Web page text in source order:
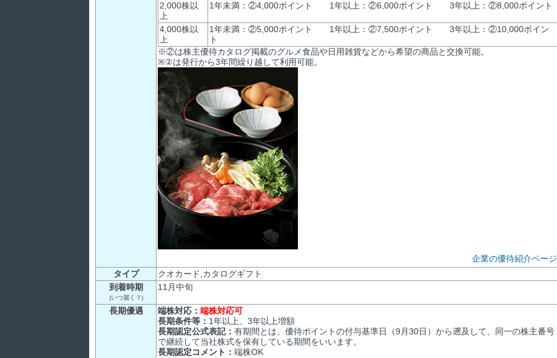
2,000株以
上
1年未満：②4,000ポイント 1年以上：②6,000ポイント 3年以上：②8,000ポイント
4,000株以
上
1年未満：②5,000ポイント 1年以上：②7,500ポイント 3年以上：②10,000ポイン
ト
※②は株主優待カタログ掲載のグルメ食品や日用雑貨などから希望の商品と交換可能。
※②は発行から3年間繰り越して利用可能。
企業の優待紹介ページ
タイプ
クオカード,カタログギフト
到着時期
(いつ届く？)
11月中旬
長期優遇 端株対応： 端株対応可
長期条件等： 1年以上、3年以上増額
長期認定公式表記： 有期間とは、優待ポイントの付与基準日（9月30日）から遡及して、同一の株主番号
で継続して当社株式を保有している期間をいいます。
長期認定コメント： 端株OK